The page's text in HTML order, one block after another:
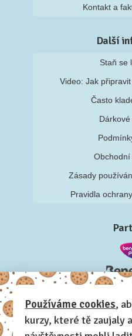
Kontakt a
Další
Staň se
Video: Jak
Často
Zásady
Pravidla
Používáme cookies,
kurzy, které tě zaujaly